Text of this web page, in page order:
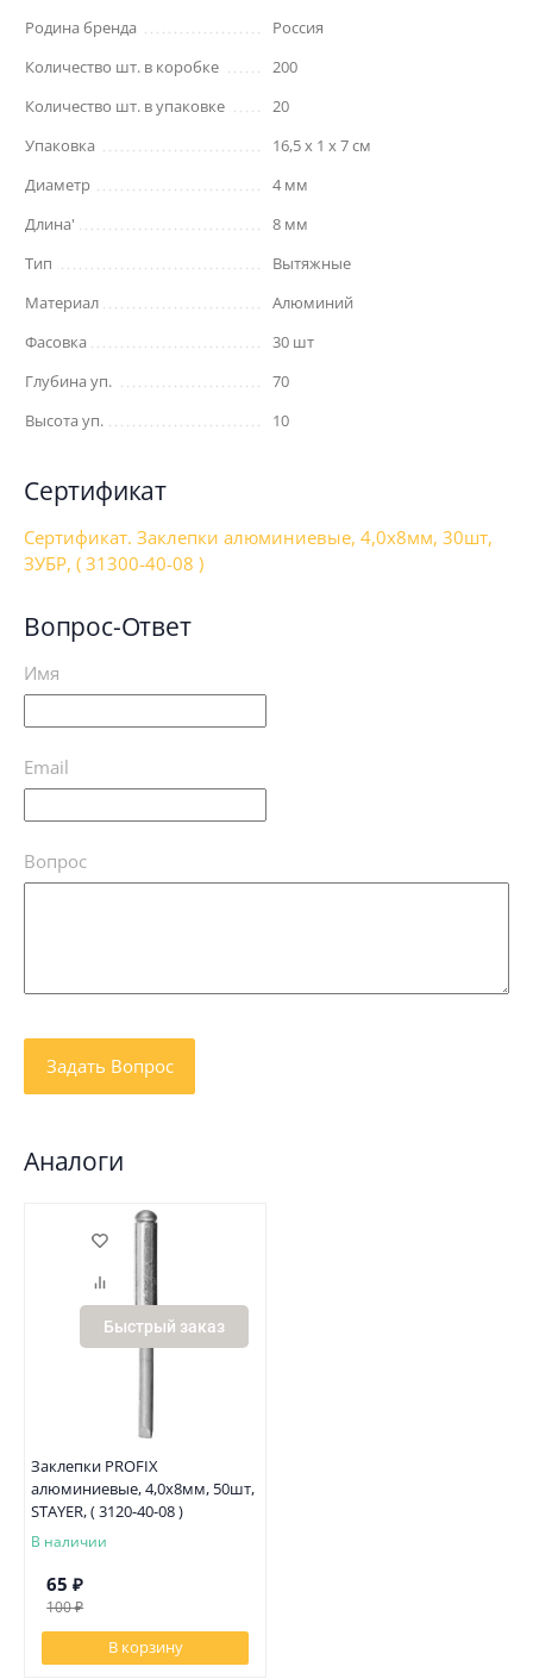
Родина бренда
Россия
Количество шт. в коробке
200
Количество шт. в упаковке
20
Упаковка
16,5 x 1 x 7 см
Диаметр
4 мм
Длина'
8 мм
Тип
Вытяжные
Материал
Алюминий
Фасовка
30 шт
Глубина уп.
70
Высота уп.
10
Сертификат
Сертификат. Заклепки алюминиевые, 4,0х8мм, 30шт,
ЗУБР, ( 31300-40-08 )
Вопрос-Ответ
Имя
Email
Вопрос
Аналоги
Быстрый заказ
Заклепки PROFIX
алюминиевые, 4,0х8мм, 50шт,
STAYER, ( 3120-40-08 )
В наличии
65 ₽
100₽
В корзину